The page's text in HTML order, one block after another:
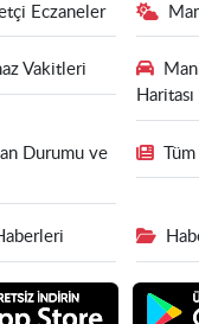
Eczaneler
Vakitleri
Haritası
Durumu ve